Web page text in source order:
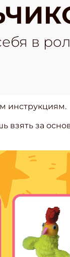
в
инструкциям.
за